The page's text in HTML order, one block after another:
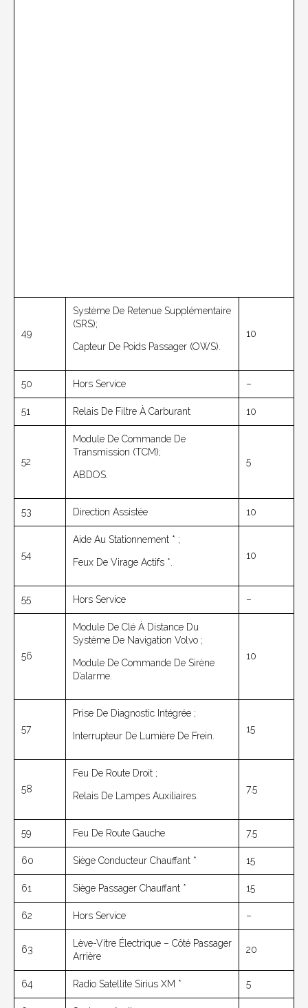
49
Système De Retenue Supplémentaire
(SRS);
Capteur De Poids Passager (OWS).
10
50 Hors Service –
51 Relais De Filtre À Carburant 10
52
Module De Commande De
Transmission (TCM);
ABDOS.
5
53 Direction Assistée 10
54
Aide Au Stationnement * ;
Feux De Virage Actifs *.
10
55 Hors Service –
56
Module De Clé À Distance Du
Système De Navigation Volvo ;
Module De Commande De Sirène
D’alarme.
10
57
Prise De Diagnostic Intégrée ;
Interrupteur De Lumière De Frein.
15
58
Feu De Route Droit ;
Relais De Lampes Auxiliaires.
7.5
59 Feu De Route Gauche 7.5
60 Siège Conducteur Chauffant * 15
61 Siège Passager Chauffant * 15
62 Hors Service –
63
Lève-Vitre Électrique – Côté Passager
Arrière
20
64 Radio Satellite Sirius XM * 5